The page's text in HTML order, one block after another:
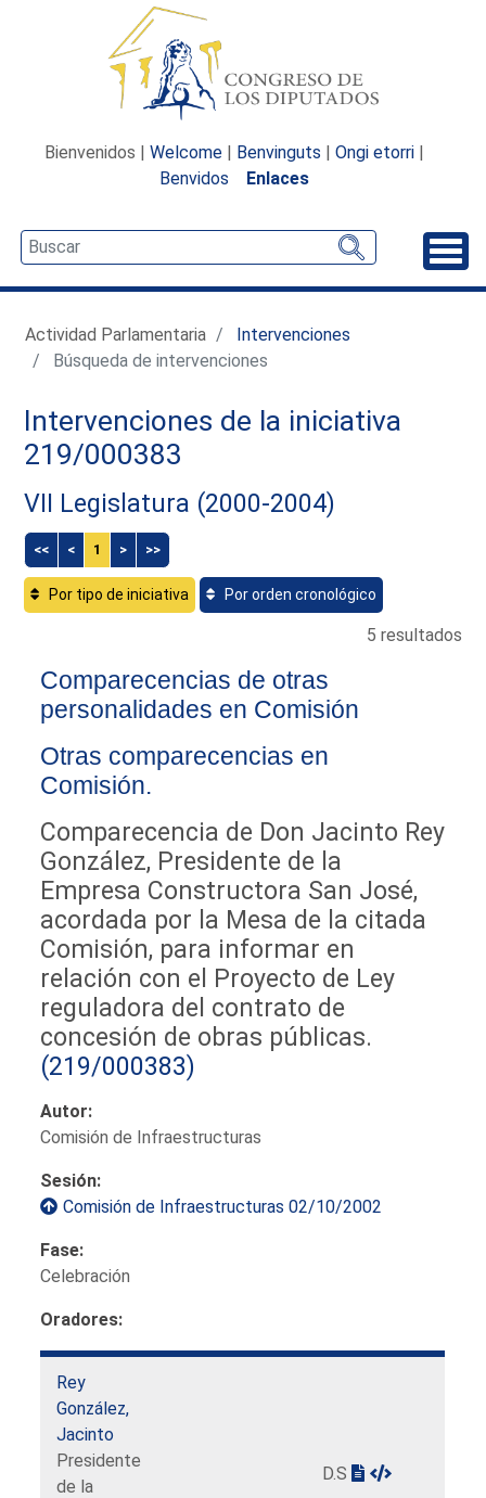
Bienvenidos | Welcome | Benvinguts | Ongi etorri |
Benvidos
Enlaces
Actividad Parlamentaria
Intervenciones
Búsqueda de intervenciones
Intervenciones de la iniciativa
219/000383
VII Legislatura (2000-2004)
<< < 1 > >>
Por tipo de iniciativa Por orden cronológico
5 resultados
Comparecencias de otras
personalidades en Comisión
Otras comparecencias en
Comisión.
Comparecencia de Don Jacinto Rey
González, Presidente de la
Empresa Constructora San José,
acordada por la Mesa de la citada
Comisión, para informar en
relación con el Proyecto de Ley
reguladora del contrato de
concesión de obras públicas.
(219/000383)
Autor:
Comisión de Infraestructuras
Sesión:
Comisión de Infraestructuras 02/10/2002
Fase:
Celebración
Oradores:
Rey
González,
Jacinto
Presidente
de la
D.S